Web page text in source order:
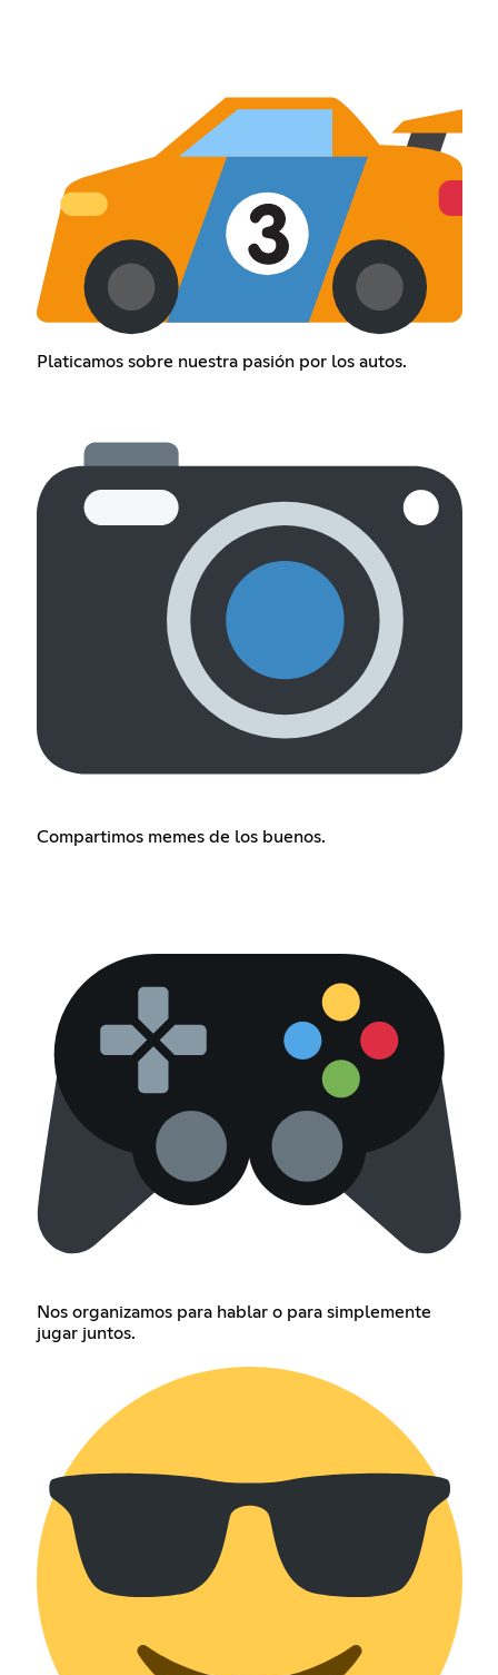
Platicamos sobre nuestra pasión por los autos.
Compartimos memes de los buenos.
Nos organizamos para hablar o para simplemente
jugar juntos.